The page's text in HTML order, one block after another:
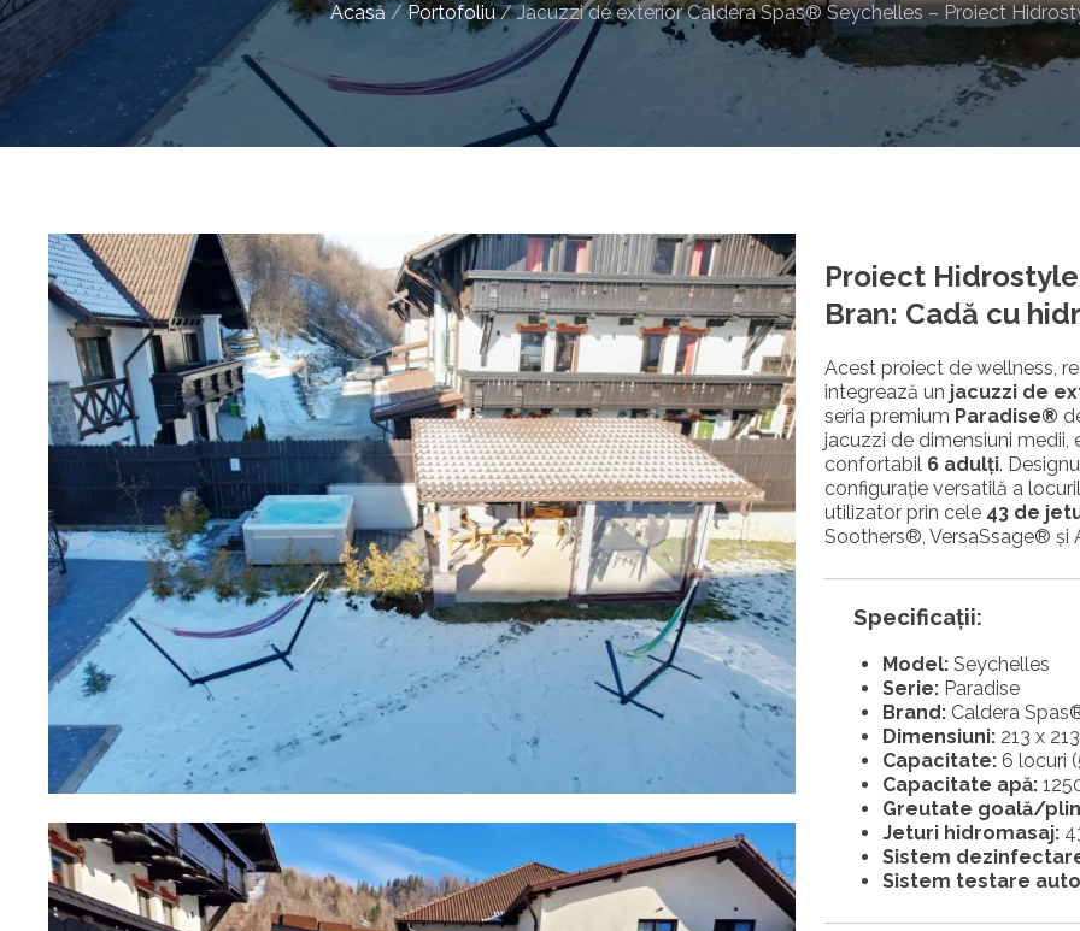
Acasă/Portofoliu/Jacuzzi de exterior Caldera Spas® Seychelles – Proiect
Proiect
Bran: Cadă cu
Acest proiect de wellness,
integrează un jacuzzi de
seria premium Paradise®
jacuzzi de dimensiuni
confortabil 6 adulți.
configurație versatilă a
utilizator prin cele 43 de
Soothers®, VersaSsage® și
Specificații:
Model: Seychelles
Serie: Paradise
Brand: Caldera
Dimensiuni: 213 x
Capacitate: 6 locuri
Capacitate apă:
Greutate goală/
Jeturi hidromasaj:
Sistem
Sistem ⁠testare